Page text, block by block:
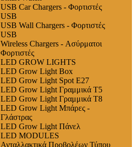
USB Car Chargers - Φορτιστές
USB
USB Wall Chargers - Φορτιστές
USB
Wireless Chargers - Ασύρματοι
Φορτιστές
LED GROW LIGHTS
LED Grow Light Box
LED Grow Light Spot E27
LED Grow Light Γραμμικά T5
LED Grow Light Γραμμικά T8
LED Grow Light Μπάρες -
Γλάστρας
LED Grow Light Πάνελ
LED MODULES
Ανταλλακτικά Προβολέων Τύπου